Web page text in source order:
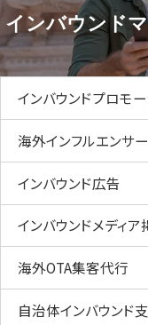
インバウンド
インバウンドプロモ
海外インフルエンサー
インバウンド広告
インバウンドメディ
海外OTA集客代行
自治体インバウンド